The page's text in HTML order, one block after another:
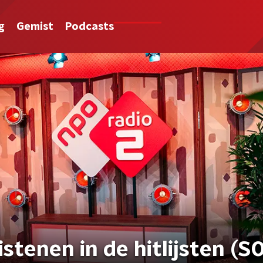
Gemist Podcasts
in de hitlijsten